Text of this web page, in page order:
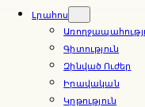
Լրահոս
Գիտություն
Զինված Ուժեր
Իրավական
Կրթություն